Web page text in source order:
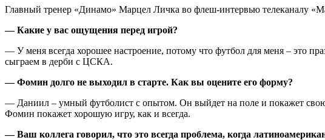
Главный тренер «Динамо» Марцел Личка во флеш-интервью телеканалу
— Какие у вас ощущения перед игрой?
— У меня всегда хорошее настроение, потому что футбол для меня – это
сыграем в дерби с ЦСКА.
— Фомин долго не выходил в старте. Как вы оцените его форму?
— Даниил – умный футболист с опытом. Он выйдет на поле и покажет
Фомин покажет хорошую игру, как и всегда.
— Ваш коллега говорил, что это всегда проблема, когда